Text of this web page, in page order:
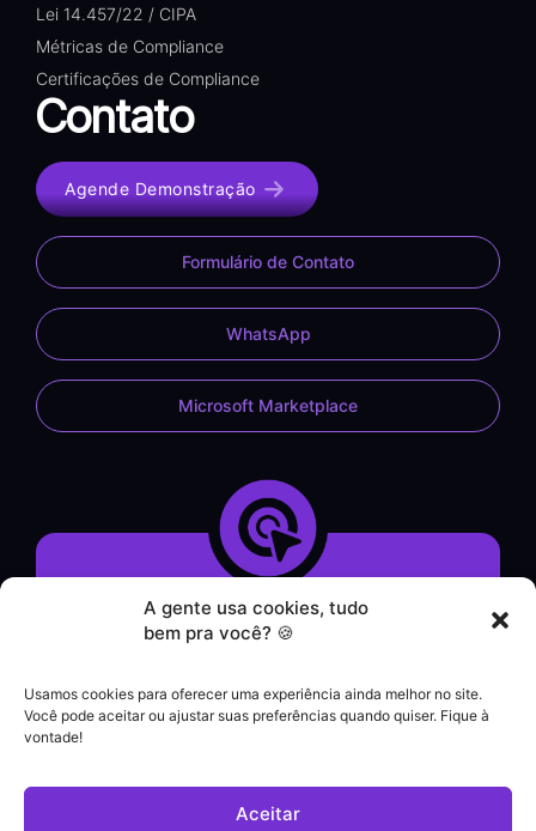
A gente usa cookies, tudo
bem pra você? 🍪
Usamos cookies para oferecer uma experiência ainda melhor no site.
Você pode aceitar ou ajustar suas preferências quando quiser. Fique à
vontade!
Aceitar
Lei 14.457/22 / CIPA
Métricas de Compliance
Certificações de Compliance
Contato
Agende Demonstração
Formulário de Contato
WhatsApp
Microsoft Marketplace
Demonstração do Sistema
Formulário de Contato
Helpdesk
|
Suporte a clientes